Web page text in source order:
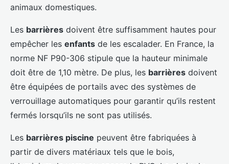
animaux domestiques.
Les barrières doivent être suffisamment hautes pour
empêcher les enfants de les escalader. En France, la
norme NF P90-306 stipule que la hauteur minimale
doit être de 1,10 mètre. De plus, les barrières doivent
être équipées de portails avec des systèmes de
verrouillage automatiques pour garantir qu’ils restent
fermés lorsqu’ils ne sont pas utilisés.
Les barrières piscine peuvent être fabriquées à
partir de divers matériaux tels que le bois,